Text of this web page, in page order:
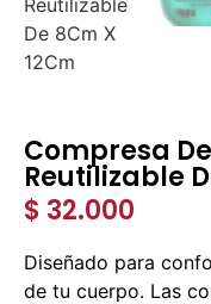
Compresa
Reutilizable
$ 32.000
Diseñado para
de tu cuerpo. Las